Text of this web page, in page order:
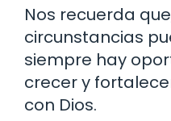
Nos recuerda
circunstancias
siempre hay
crecer y
con Dios.